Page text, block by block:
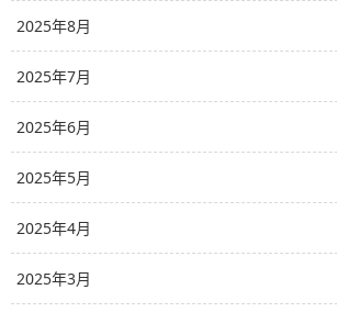
2025年8月
2025年7月
2025年6月
2025年5月
2025年4月
2025年3月